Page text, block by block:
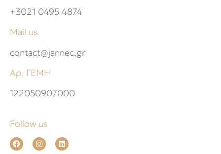
+3021 0495 4874
Mail us
contact@jannec.gr
Αρ. ΓΕΜΗ
122050907000
Follow us